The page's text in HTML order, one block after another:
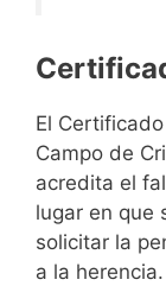
El
Campo de
acredita el
lugar en que
solicitar la
a la herencia.